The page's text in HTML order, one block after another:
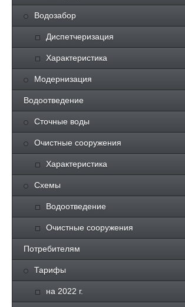
Водозабор
Диспетчеризация
Характеристика
Модернизация
Водоотведение
Сточные воды
Очистные сооружения
Характеристика
Схемы
Водоотведение
Очистные сооружения
Потребителям
Тарифы
на 2022 г.